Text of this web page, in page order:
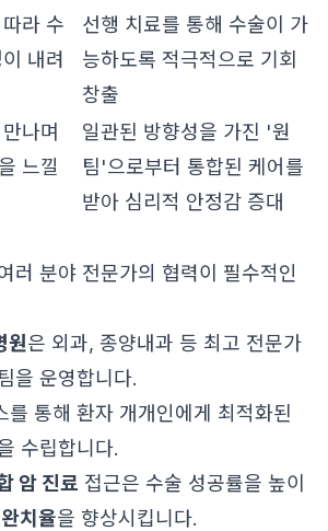
라 수
내려
선행 치료를 통해 수술이 가
능하도록 적극적으로 기회
창출
나며
느낄
일관된 방향성을 가진 '원
팀'으로부터 통합된 케어를
받아 심리적 안정감 증대
러 분야 전문가의 협력이 필수적인
원은 외과, 종양내과 등 최고 전문가
을 운영합니다.
를 통해 환자 개개인에게 최적화된
수립합니다.
암 진료 접근은 수술 성공률을 높이
치율을 향상시킵니다.